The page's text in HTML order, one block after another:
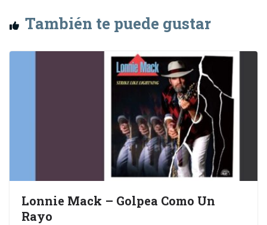
También te puede gustar
Lonnie Mack – Golpea Como Un
Rayo